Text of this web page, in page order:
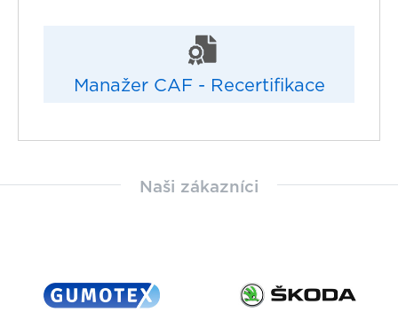
Manažer CAF - Recertifikace
Naši zákazníci